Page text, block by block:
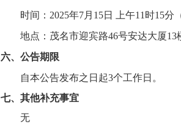
时间： 2025年7月 15日 上午11 时15分
地点： 茂名市迎宾路46号安达大厦13
六、公告期限
自本公告发布之日起3个工作日。
七、其他补充事宜
无